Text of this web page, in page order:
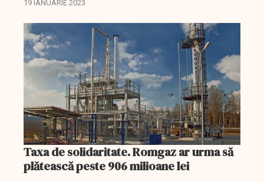
19 IANUARIE 2023
Taxa de solidaritate. Romgaz ar urma să
plătească peste 906 milioane lei